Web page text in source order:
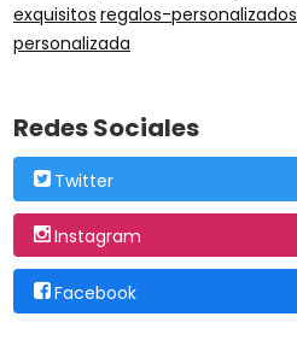
exquisitos regalos-personalizados
personalizada
Redes Sociales
Twitter
Instagram
Facebook